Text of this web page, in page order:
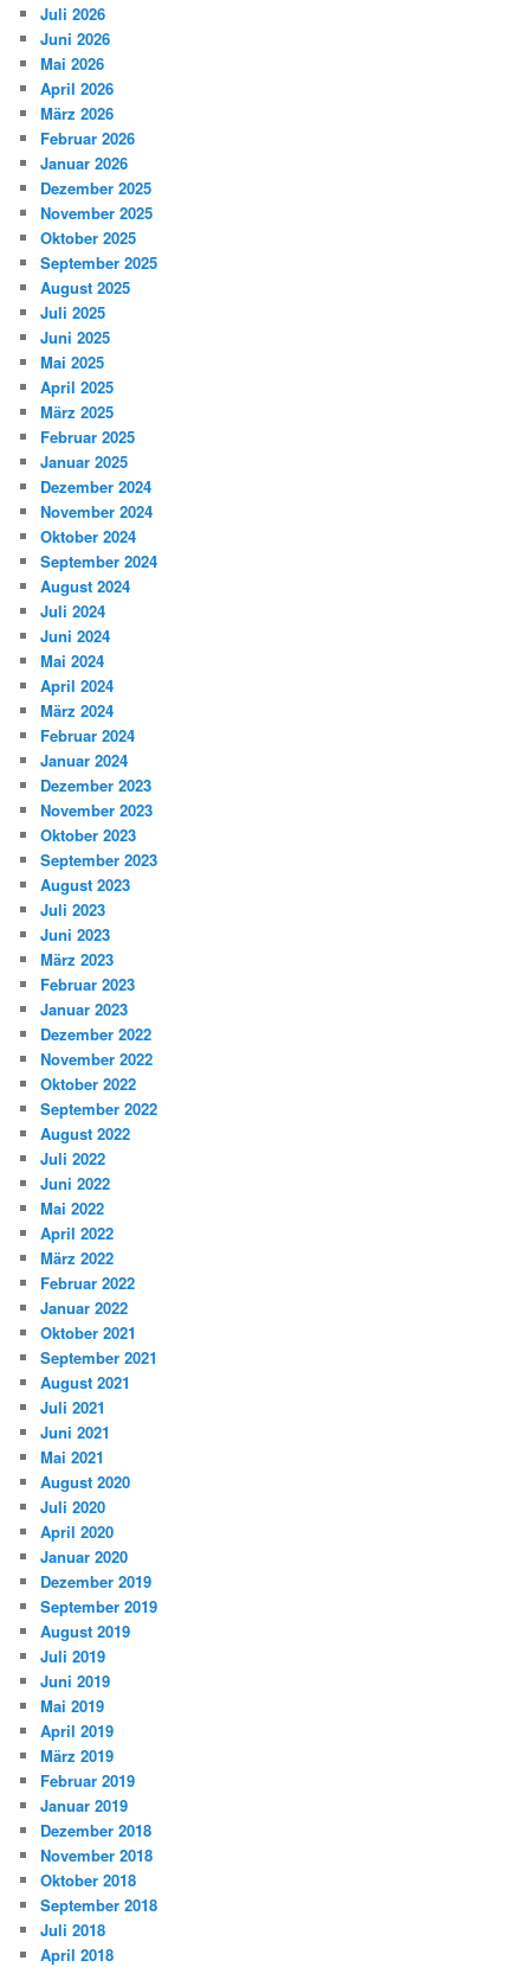
Juli 2026
Juni 2026
Mai 2026
April 2026
März 2026
Februar 2026
Januar 2026
Dezember 2025
November 2025
Oktober 2025
September 2025
August 2025
Juli 2025
Juni 2025
Mai 2025
April 2025
März 2025
Februar 2025
Januar 2025
Dezember 2024
November 2024
Oktober 2024
September 2024
August 2024
Juli 2024
Juni 2024
Mai 2024
April 2024
März 2024
Februar 2024
Januar 2024
Dezember 2023
November 2023
Oktober 2023
September 2023
August 2023
Juli 2023
Juni 2023
März 2023
Februar 2023
Januar 2023
Dezember 2022
November 2022
Oktober 2022
September 2022
August 2022
Juli 2022
Juni 2022
Mai 2022
April 2022
März 2022
Februar 2022
Januar 2022
Oktober 2021
September 2021
August 2021
Juli 2021
Juni 2021
Mai 2021
August 2020
Juli 2020
April 2020
Januar 2020
Dezember 2019
September 2019
August 2019
Juli 2019
Juni 2019
Mai 2019
April 2019
März 2019
Februar 2019
Januar 2019
Dezember 2018
November 2018
Oktober 2018
September 2018
Juli 2018
April 2018